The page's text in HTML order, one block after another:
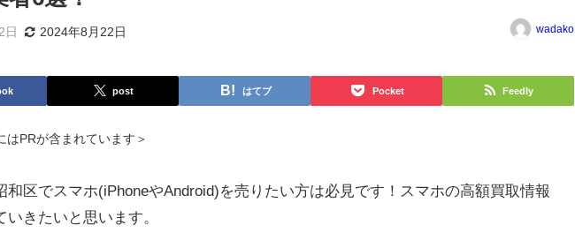
日 2024年8月22日 wadako
post はてブ Pocket Feedly
はPRが含まれています＞
和区でスマホ(iPhoneやAndroid)を売りたい方は必見です！スマホの高額買取情報
いきたいと思います。